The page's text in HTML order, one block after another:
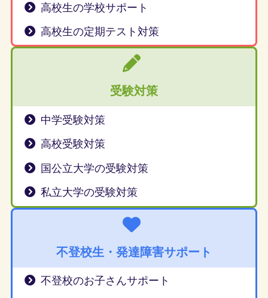
高校生の学校サポート
高校生の定期テスト対策
受験対策
中学受験対策
高校受験対策
国公立大学の受験対策
私立大学の受験対策
不登校生・発達障害サポート
不登校のお子さんサポート